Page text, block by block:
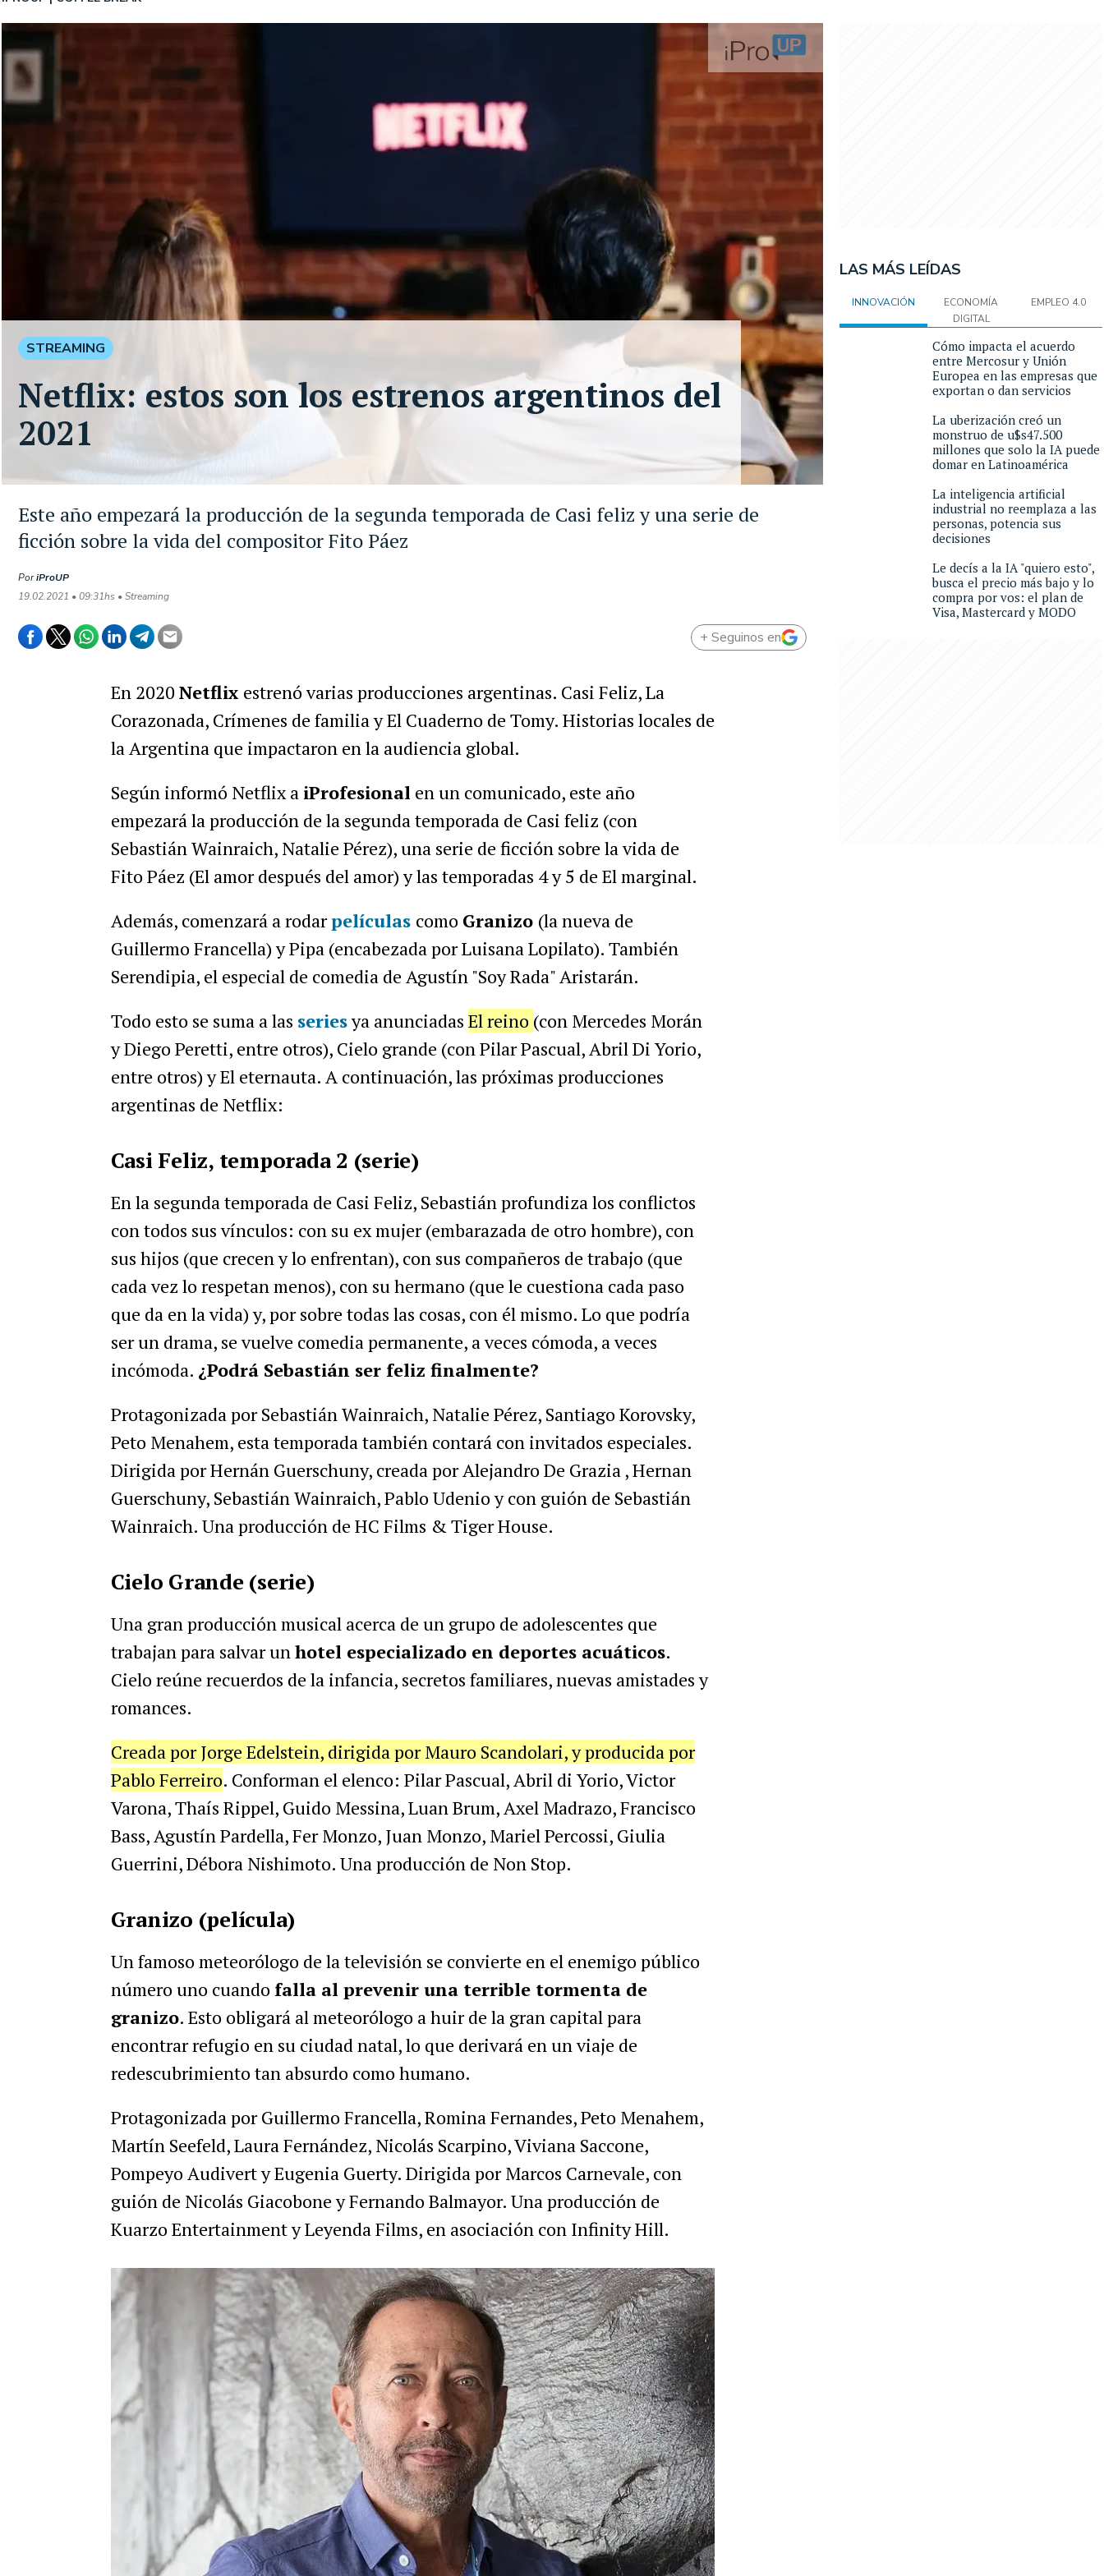
Este año empezará la producción de la segunda temporada de Casi feliz y una serie de
ficción sobre la vida del compositor Fito Páez
PoriProUP
19.02.2021 • 09:31hs • Streaming
STREAMING
Netflix: estos son los estrenos argentinos del
2021
+ Seguinos en
En 2020Netflix estrenó varias producciones argentinas. Casi Feliz, La
Corazonada, Crímenes de familia y El Cuaderno de Tomy. Historias locales de
la Argentina que impactaron en la audiencia global.
Según informó Netflix a iProfesional en un comunicado, este año
empezará la producción de la segunda temporada de Casi feliz (con
Sebastián Wainraich, Natalie Pérez), una serie de ficción sobre la vida de
Fito Páez (El amor después del amor) y las temporadas 4 y 5 de El marginal.
Además, comenzará a rodarpelículas como Granizo (la nueva de
Guillermo Francella) y Pipa (encabezada por Luisana Lopilato). También
Serendipia, el especial de comedia de Agustín "Soy Rada" Aristarán.
Todo esto se suma a las seriesya anunciadas El reino (con Mercedes Morán
y Diego Peretti, entre otros), Cielo grande (con Pilar Pascual, Abril Di Yorio,
entre otros) y El eternauta. A continuación, las próximas producciones
argentinas de Netflix:
Casi Feliz, temporada 2 (serie)
En la segunda temporada de Casi Feliz, Sebastián profundiza los conflictos
con todos sus vínculos: con su ex mujer (embarazada de otro hombre), con
sus hijos (que crecen y lo enfrentan), con sus compañeros de trabajo (que
cada vez lo respetan menos), con su hermano (que le cuestiona cada paso
que da en la vida) y, por sobre todas las cosas, con él mismo. Lo que podría
ser un drama, se vuelve comedia permanente, a veces cómoda, a veces
incómoda. ¿Podrá Sebastián ser feliz finalmente?
Protagonizada por Sebastián Wainraich, Natalie Pérez, Santiago Korovsky,
Peto Menahem, esta temporada también contará con invitados especiales.
Dirigida por Hernán Guerschuny, creada por Alejandro De Grazia , Hernan
Guerschuny, Sebastián Wainraich, Pablo Udenio y con guión de Sebastián
Wainraich. Una producción de HC Films & Tiger House.
Cielo Grande (serie)
Una gran producción musical acerca de un grupo de adolescentes que
trabajan para salvar unhotel especializado en deportes acuáticos.
Cielo reúne recuerdos de la infancia, secretos familiares, nuevas amistades y
romances.
Creada por Jorge Edelstein, dirigida por Mauro Scandolari, y producida por
Pablo Ferreiro. Conforman el elenco: Pilar Pascual, Abril di Yorio, Victor
Varona, Thaís Rippel, Guido Messina, Luan Brum, Axel Madrazo, Francisco
Bass, Agustín Pardella, Fer Monzo, Juan Monzo, Mariel Percossi, Giulia
Guerrini, Débora Nishimoto. Una producción de Non Stop.
Granizo (película)
Un famoso meteorólogo de la televisión se convierte en el enemigo público
número uno cuando falla al prevenir una terrible tormenta de
granizo. Esto obligará al meteorólogo a huir de la gran capital para
encontrar refugio en su ciudad natal, lo que derivará en un viaje de
redescubrimiento tan absurdo como humano.
Protagonizada por Guillermo Francella, Romina Fernandes, Peto Menahem,
Martín Seefeld, Laura Fernández, Nicolás Scarpino, Viviana Saccone,
Pompeyo Audivert y Eugenia Guerty. Dirigida por Marcos Carnevale, con
guión de Nicolás Giacobone y Fernando Balmayor. Una producción de
Kuarzo Entertainment y Leyenda Films, en asociación con Infinity Hill.
LAS MÁS LEÍDAS
INNOVACIÓN
ECONOMÍA
DIGITAL
EMPLEO 4.0
Cómo impacta el acuerdo
entre Mercosur y Unión
Europea en las empresas que
exportan o dan servicios
La uberización creó un
monstruo de u$s47.500
millones que solo la IA puede
domar en Latinoamérica
La inteligencia artificial
industrial no reemplaza a las
personas, potencia sus
decisiones
Le decís a la IA "quiero esto",
busca el precio más bajo y lo
compra por vos: el plan de
Visa, Mastercard y MODO